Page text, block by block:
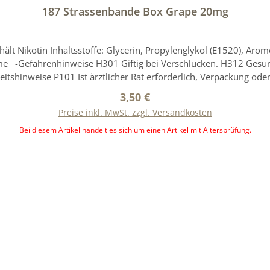
187 Strassenbande Box Grape 20mg
Glycerin, Propylenglykol (E1520), Aromen, Nikotinsalz Kennzeichnung
für
P101 Ist ärztlicher Rat erforderlich, Verpackung
Sofort GIFTINFORMATIONSZENTRUM/Arzt anrufen.
Arzt anrufen. P405 Unter Verschluss
zuführen. Das Produktdesign kann von der Abbildung abweichen.
Regulärer Preis:
3,50 €
Preise inkl. MwSt. zzgl. Versandkosten
Bei diesem Artikel handelt es sich um einen Artikel mit Altersprüfung.